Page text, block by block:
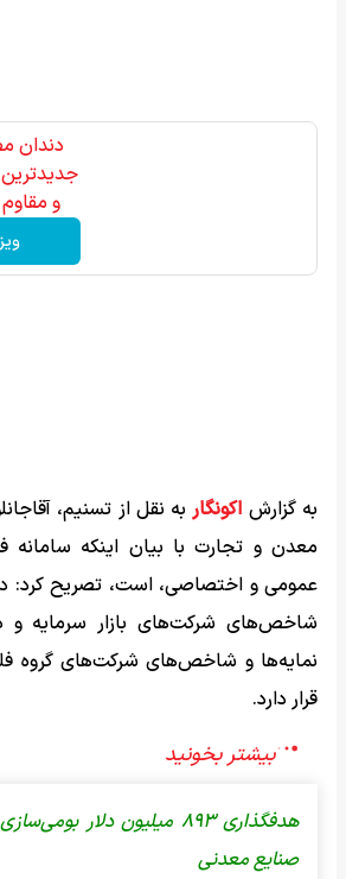
دندان
و
به گزارش اکونگاربه نقل از تسنیم،
معدن و تجارت با بیان اینکه
عمومی و اختصاصی، است، تصریح
شاخص‌های شرکت‌های بازار سرمایه
نمایه‌ها و شاخص‌های شرکت‌های گروه
قرار دارد.
هدفگذاری ۸۹۳ میلیون دلار
صنایع معدنی